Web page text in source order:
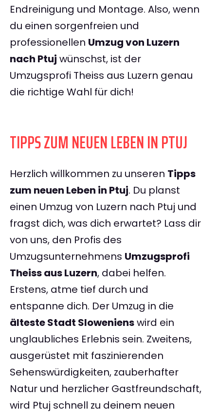
Endreinigung und Montage. Also, wenn
du einen sorgenfreien und
professionellen Umzug von Luzern
nach Ptuj wünschst, ist der
Umzugsprofi Theiss aus Luzern genau
die richtige Wahl für dich!
TIPPS ZUM NEUEN LEBEN IN PTUJ
Herzlich willkommen zu unseren Tipps
zum neuen Leben in Ptuj. Du planst
einen Umzug von Luzern nach Ptuj und
fragst dich, was dich erwartet? Lass dir
von uns, den Profis des
Umzugsunternehmens Umzugsprofi
Theiss aus Luzern, dabei helfen.
Erstens, atme tief durch und
entspanne dich. Der Umzug in die
älteste Stadt Slowenienswird ein
unglaubliches Erlebnis sein. Zweitens,
ausgerüstet mit faszinierenden
Sehenswürdigkeiten, zauberhafter
Natur und herzlicher Gastfreundschaft,
wird Ptuj schnell zu deinem neuen